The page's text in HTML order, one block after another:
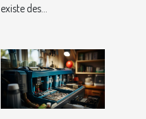
existe des...